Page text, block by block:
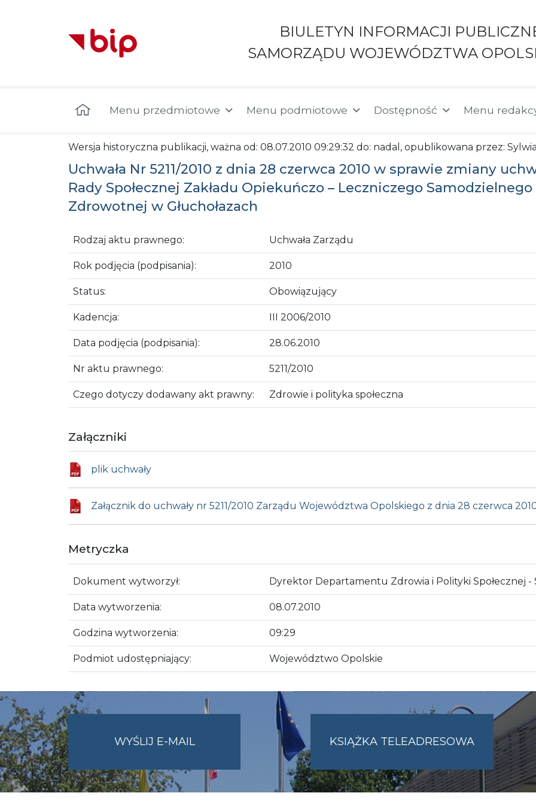
BIULETYN INFORMACJI
SAMORZĄDU WOJEWÓDZTWA
Menu przedmiotowe Menu podmiotowe Dostępność Menu
Wersja historyczna publikacji, ważna od: 08.07.2010 09:29:32 do: nadal, opublikowana przez:
Uchwała Nr 5211/2010 z dnia 28 czerwca 2010 w sprawie zmiany
Rady Społecznej Zakładu Opiekuńczo – Leczniczego
Zdrowotnej w Głuchołazach
Rodzaj aktu prawnego: Uchwała Zarządu
Rok podjęcia (podpisania): 2010
Status: Obowiązujący
Kadencja: III 2006/2010
Data podjęcia (podpisania): 28.06.2010
Nr aktu prawnego: 5211/2010
Czego dotyczy dodawany akt prawny: Zdrowie i polityka społeczna
Załączniki
plik uchwały
Załącznik do uchwały nr 5211/2010 Zarządu Województwa Opolskiego z dnia 28 czerwca
Metryczka
Dokument wytworzył: Dyrektor Departamentu Zdrowia i Polityki Społecznej -
Data wytworzenia: 08.07.2010
Godzina wytworzenia: 09:29
Podmiot udostępniający: Województwo Opolskie
WYŚLIJ E-MAILNA
UMWO@OPOLSKIE.PL
KSIĄŻKA TELEADRESOWA